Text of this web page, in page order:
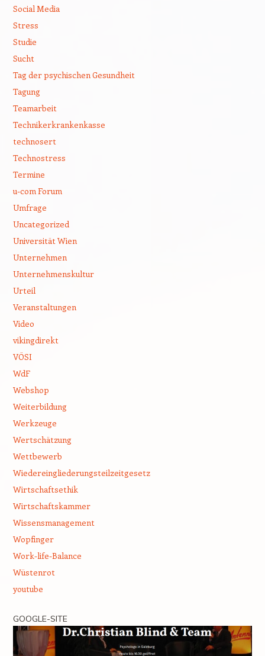
Social Media
Stress
Studie
Sucht
Tag der psychischen Gesundheit
Tagung
Teamarbeit
Technikerkrankenkasse
technosert
Technostress
Termine
u-com Forum
Umfrage
Uncategorized
Universität Wien
Unternehmen
Unternehmenskultur
Urteil
Veranstaltungen
Video
vikingdirekt
VÖSI
WdF
Webshop
Weiterbildung
Werkzeuge
Wertschätzung
Wettbewerb
Wiedereingliederungsteilzeitgesetz
Wirtschaftsethik
Wirtschaftskammer
Wissensmanagement
Wopfinger
Work-life-Balance
Wüstenrot
youtube
GOOGLE-SITE